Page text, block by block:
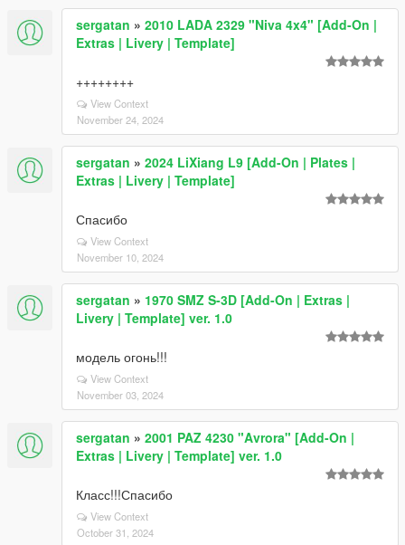
sergatan » 2010 LADA 2329 "Niva 4x4" [Add-On |
Extras | Livery | Template]
++++++++
View Context
November 24, 2024
sergatan » 2024 LiXiang L9 [Add-On | Plates |
Extras | Livery | Template]
Спасибо
View Context
November 10, 2024
sergatan » 1970 SMZ S-3D [Add-On | Extras |
Livery | Template] ver. 1.0
модель огонь!!!
View Context
November 03, 2024
sergatan » 2001 PAZ 4230 "Avrora" [Add-On |
Extras | Livery | Template] ver. 1.0
Класс!!!Спасибо
View Context
October 31, 2024